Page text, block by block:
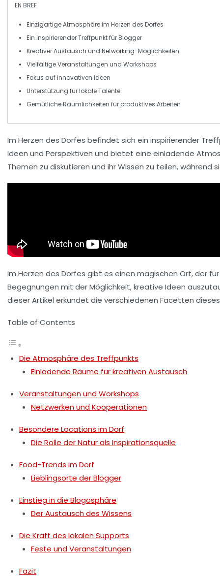
EN BREF
Einzigartige Atmosphäreim Herzen des Dorfes
Ein inspirierender Treffpunktfür Blogger
Kreativer Austausch und Networking-Möglichkeiten
VielfältigeVeranstaltungen und Workshops
Fokus aufinnovativen Ideen
Unterstützung fürlokale Talente
Gemütliche Räumlichkeiten für produktives Arbeiten
Im Herzen des Dorfes befindet sich ein inspirierender
Ideen und Perspektiven und bietet eine einladende
Themen zu diskutieren und ihr Wissen zu teilen, während
Im Herzen des Dorfes gibt es einen magischen Ort, der
Begegnungen mit der Möglichkeit, kreative Ideen
dieser Artikel erkundet die verschiedenen Facetten
Table of Contents
Die Atmosphäre des Treffpunkts
Einladende Räume für kreativen Austausch
Veranstaltungen und Workshops
Netzwerken und Kooperationen
Besondere Locations im Dorf
Die Rolle der Natur als Inspirationsquelle
Food-Trends im Dorf
Lieblingsorte der Blogger
Einstieg in die Blogosphäre
Der Austausch des Wissens
Die Kraft des lokalen Supports
Feste und Veranstaltungen
Fazit